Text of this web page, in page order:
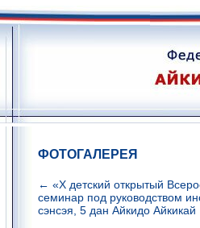
ФОТОГАЛЕРЕЯ
← «Х детский открытый
семинар под руководством
сэнсэя, 5 дан Айкидо Айкикай